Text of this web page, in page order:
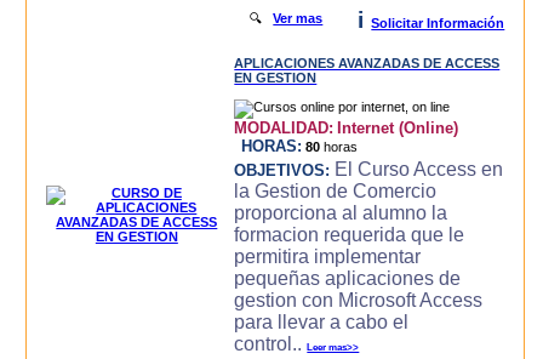
🔍Ver mas i Solicitar Información
APLICACIONES AVANZADAS DE ACCESS
EN GESTION
MODALIDAD: Internet (Online)
HORAS: 80 horas
OBJETIVOS: El Curso Access en
la Gestion de Comercio
proporciona al alumno la
formacion requerida que le
permitira implementar
pequeñas aplicaciones de
gestion con Microsoft Access
para llevar a cabo el
control..Leer mas>>